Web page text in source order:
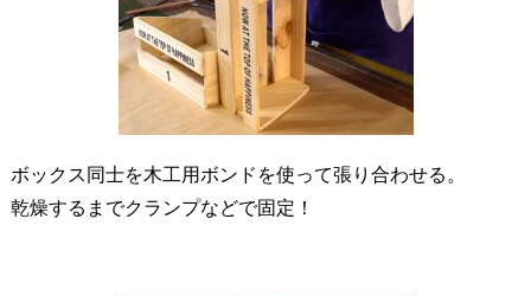
ボックス同士を木工用ボンドを使って張り合わせる。
乾燥するまでクランプなどで固定！